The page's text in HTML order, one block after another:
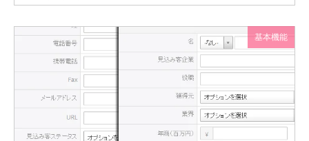
基本機能